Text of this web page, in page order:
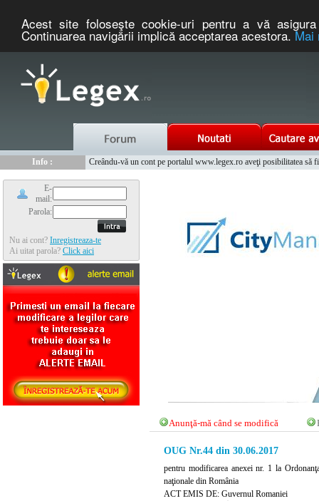
Acest site foloseşte cookie-uri pentru a vă
Continuarea navigării implică acceptarea acestora.Mai
Info :
Creându-vă un cont pe portalul www.legex.ro aveţi posibilitatea să
E-
mail:
Parola:
Nu ai cont? Inregistreaza-te
Ai uitat parola? Click aici
Anunţă-mă când se modifică
OUG Nr.44 din 30.06.2017
pentru modificarea anexei nr. 1 la
naţionale din România
ACT EMIS DE: Guvernul Romaniei